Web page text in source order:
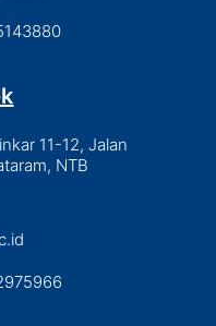
11-12, Jalan
NTB